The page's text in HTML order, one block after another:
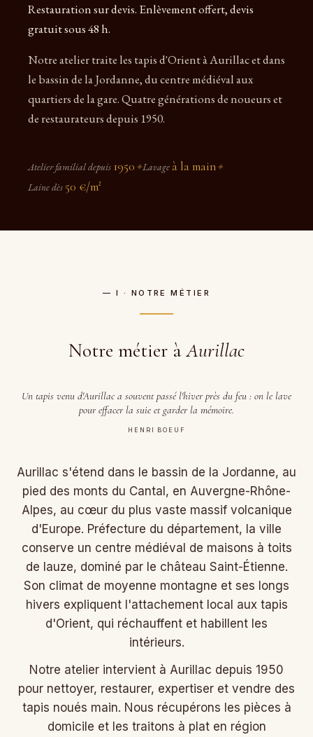
Restauration sur devis. Enlèvement offert, devis
gratuit sous 48 h.
Notre atelier traite les tapis d'Orient à Aurillac et dans
le bassin de la Jordanne, du centre médiéval aux
quartiers de la gare. Quatre générations de noueurs et
de restaurateurs depuis 1950.
Atelier familial depuis 1950 ✦Lavage à la main✦
Laine dès 50 €/m²
— I · NOTRE MÉTIER
Notre métier àAurillac
Un tapis venu d'Aurillac a souvent passé l'hiver près du feu : on le lave
pour effacer la suie et garder la mémoire.
HENRI BOEUF
Aurillac s'étend dans le bassin de la Jordanne, au
pied des monts du Cantal, en Auvergne-Rhône-
Alpes, au cœur du plus vaste massif volcanique
d'Europe. Préfecture du département, la ville
conserve un centre médiéval de maisons à toits
de lauze, dominé par le château Saint-Étienne.
Son climat de moyenne montagne et ses longs
hivers expliquent l'attachement local aux tapis
d'Orient, qui réchauffent et habillent les
intérieurs.
Notre atelier intervient à Aurillac depuis 1950
pour nettoyer, restaurer, expertiser et vendre des
tapis noués main. Nous récupérons les pièces à
domicile et les traitons à plat en région